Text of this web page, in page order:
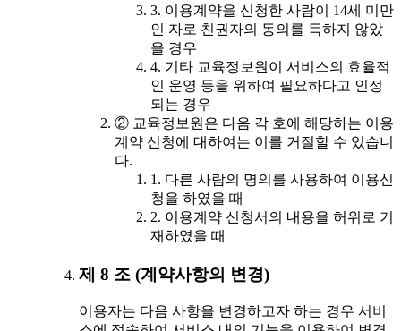
3. 이용계약을 신청한 사람이 14세 미만
인 자로 친권자의 동의를 득하지 않았
을 경우
4. 기타 교육정보원이 서비스의 효율적
인 운영 등을 위하여 필요하다고 인정
되는 경우
② 교육정보원은 다음 각 호에 해당하는 이용
계약 신청에 대하여는 이를 거절할 수 있습니
다.
1. 다른 사람의 명의를 사용하여 이용신
청을 하였을 때
2. 이용계약 신청서의 내용을 허위로 기
재하였을 때
제 8 조 (계약사항의 변경)
이용자는 다음 사항을 변경하고자 하는 경우 서비